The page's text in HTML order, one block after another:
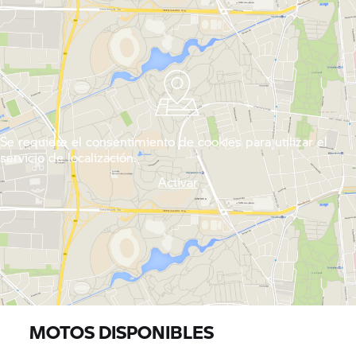
Se requiere el consentimiento de cookies para utilizar el
servicio de localización.
Activar
MOTOS DISPONIBLES